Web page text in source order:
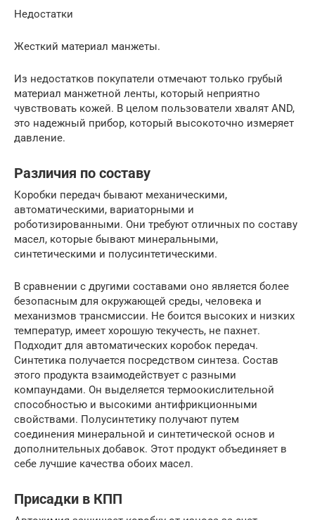
Недостатки
Жесткий материал манжеты.
Из недостатков покупатели отмечают только грубый
материал манжетной ленты, который неприятно
чувствовать кожей. В целом пользователи хвалят AND,
это надежный прибор, который высокоточно измеряет
давление.
Различия по составу
Коробки передач бывают механическими,
автоматическими, вариаторными и
роботизированными. Они требуют отличных по составу
масел, которые бывают минеральными,
синтетическими и полусинтетическими.
В сравнении с другими составами оно является более
безопасным для окружающей среды, человека и
механизмов трансмиссии. Не боится высоких и низких
температур, имеет хорошую текучесть, не пахнет.
Подходит для автоматических коробок передач.
Синтетика получается посредством синтеза. Состав
этого продукта взаимодействует с разными
компаундами. Он выделяется термоокислительной
способностью и высокими антифрикционными
свойствами. Полусинтетику получают путем
соединения минеральной и синтетической основ и
дополнительных добавок. Этот продукт объединяет в
себе лучшие качества обоих масел.
Присадки в КПП